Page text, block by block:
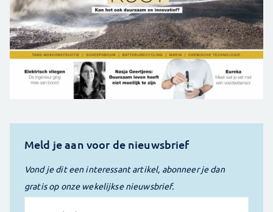
Meld je aan voor de nieuwsbrief
Vond je dit een interessant artikel, abonneer je dan
gratis op onze wekelijkse nieuwsbrief.